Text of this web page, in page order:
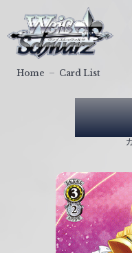
ァ
イ
Home Card List